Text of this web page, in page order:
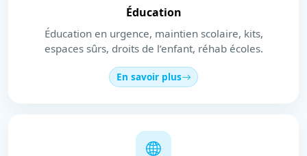
Éducation
Éducation en urgence, maintien scolaire, kits,
espaces sûrs, droits de l’enfant, réhab écoles.
En savoir plus